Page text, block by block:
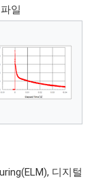
일
디지털